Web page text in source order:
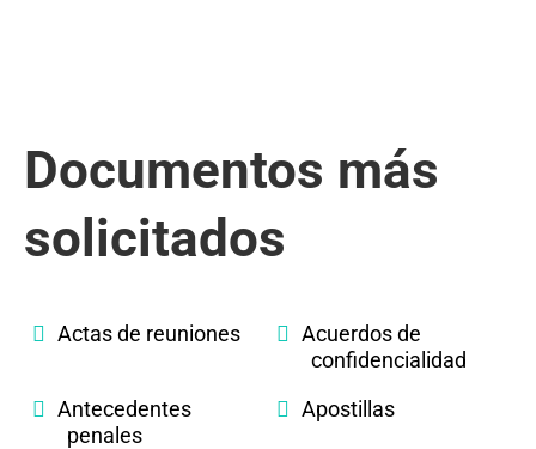
Documentos más
solicitados
Actas de reuniones
Acuerdos de
confidencialidad
Antecedentes
penales
Apostillas